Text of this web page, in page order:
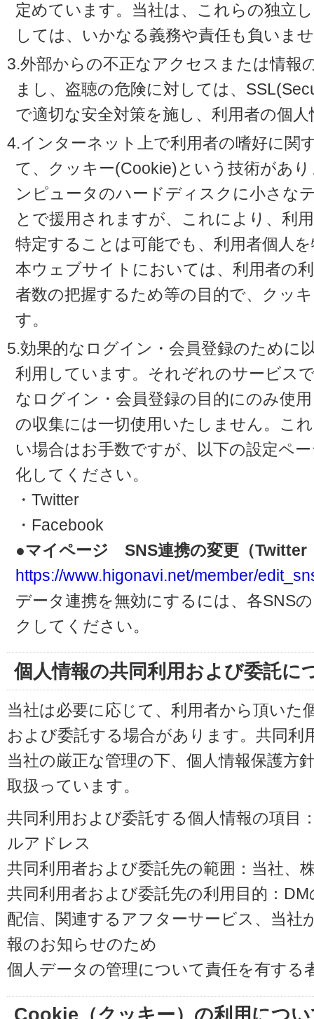
定めています。当社は、これらの独立
しては、いかなる義務や責任も負いま
3.外部からの不正なアクセスまたは情報
まし、盗聴の危険に対しては、
で適切な安全対策を施し、利用者の個
4.インターネット上で利用者の嗜好に関
て、クッキー(Cookie)という技術があ
ンピュータのハードディスクに小さな
とで援用されますが、これにより、利
特定することは可能でも、利用者個人
本ウェブサイトにおいては、利用者の
者数の把握するため等の目的で、クッ
す。
5.効果的なログイン・会員登録のために
利用しています。それぞれのサービス
なログイン・会員登録の目的にのみ使
の収集には一切使用いたしません。こ
い場合はお手数ですが、以下の設定ペ
化してください。
・Twitter
・Facebook
●マイページ SNS連携の変更（Twitter
https://www.higonavi.net/member/
データ連携を無効にするには、各SNS
クしてください。
個人情報の共同利用および委託に
当社は必要に応じて、利用者から頂いた
および委託する場合があります。共同利
当社の厳正な管理の下、個人情報保護方
取扱っています。
共同利用および委託する個人情報の項目
ルアドレス
共同利用者および委託先の範囲：当社、
共同利用者および委託先の利用目的：
配信、関連するアフターサービス、当社
報のお知らせのため
個人データの管理について責任を有する
Cookie（クッキー）の利用につ